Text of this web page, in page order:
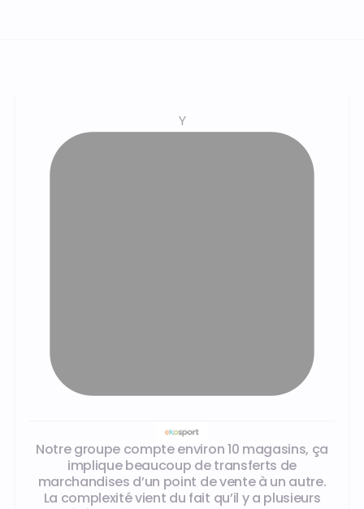
Y
Notre groupe compte environ 10 magasins, ça
implique beaucoup de transferts de
marchandises d’un point de vente à un autre.
La complexité vient du fait qu’il y a plusieurs